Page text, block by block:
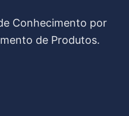
Conhecimento por
de Produtos.